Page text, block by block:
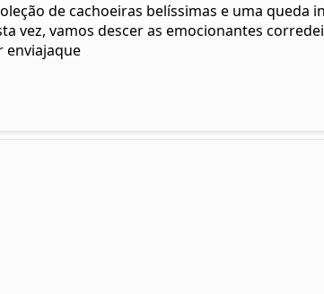
de cachoeiras belíssimas e uma queda
vez, vamos descer as emocionantes
enviajaque